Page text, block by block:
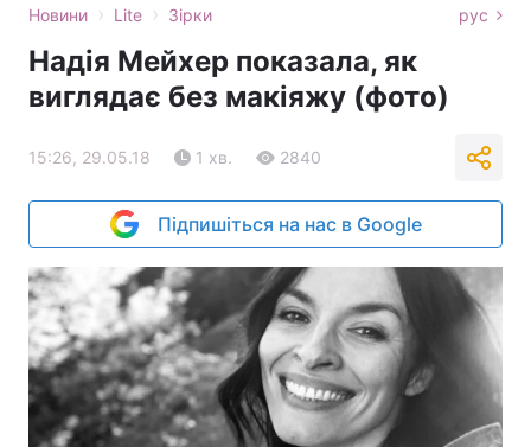
Новини › Lite › Зірки рус
Надія Мейхер показала, як
виглядає без макіяжу (фото)
15:26, 29.05.18 1 хв. 2840
Підпишіться на нас в Google